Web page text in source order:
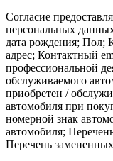
Согласие
персональных
дата рождения; Пол;
адрес; Контактный
профессиональной
обслуживаемого
приобретен /
автомобиля при
номерной знак
автомобиля;
Перечень